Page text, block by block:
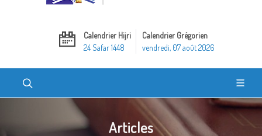
Calendrier Hijri
24 Safar 1448
Calendrier Grégorien
vendredi, 07 août 2026
Articles